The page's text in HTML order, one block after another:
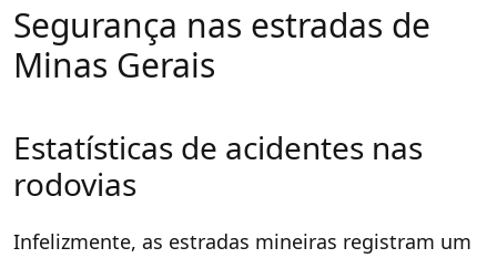
Segurança nas estradas de
Minas Gerais
Estatísticas de acidentes nas
rodovias
Infelizmente, as estradas mineiras registram um